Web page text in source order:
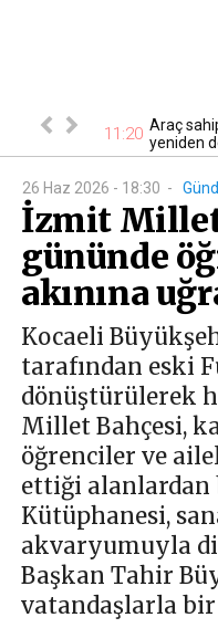
son 11:20 Araç
yeniden
26 Haz 2026 - 18:30 -
İzmit Millet
gününde
akınına
Kocaeli
tarafından eski
dönüştürülerek
Millet Bahçesi,
öğrenciler ve
ettiği alanlardan
Kütüphanesi,
akvaryumuyla
Başkan Tahir
vatandaşlarla